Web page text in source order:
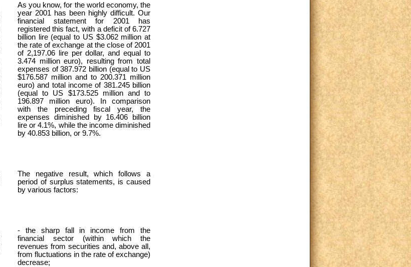
As you know, for the world economy, the
year 2001 has been highly difficult. Our
financial statement for 2001 has
registered this fact, with a deficit of 6.727
billion lire (equal to US $3.062 million at
the rate of exchange at the close of 2001
of 2,197.06 lire per dollar, and equal to
3.474 million euro), resulting from total
expenses of 387.972 billion (equal to US
$176.587 million and to 200.371 million
euro) and total income of 381.245 billion
(equal to US $173.525 million and to
196.897 million euro). In comparison
with the preceding fiscal year, the
expenses diminished by 16.406 billion
lire or 4.1%, while the income diminished
by 40.853 billion, or 9.7%.
The negative result, which follows a
period of surplus statements, is caused
by various factors:
- the sharp fall in income from the
financial sector (within which the
revenues from securities and, above all,
from fluctuations in the rate of exchange)
decrease;